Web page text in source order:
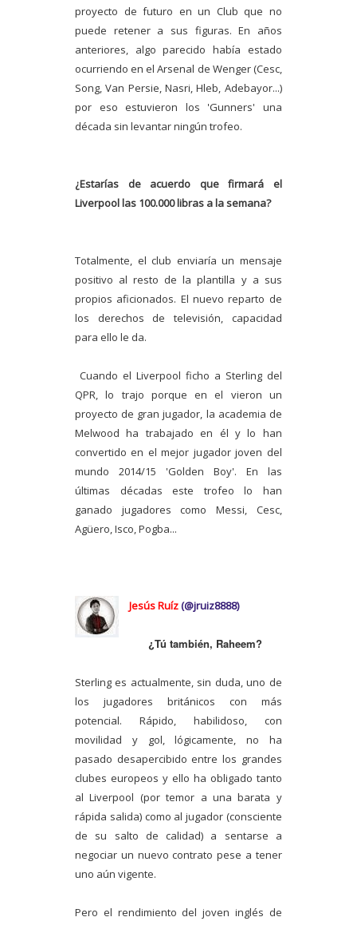
proyecto de futuro en un Club que no
puede retener a sus figuras. En años
anteriores, algo parecido había estado
ocurriendo en el Arsenal de Wenger (Cesc,
Song, Van Persie, Nasri, Hleb, Adebayor...)
por eso estuvieron los 'Gunners' una
década sin levantar ningún trofeo.
¿Estarías de acuerdo que firmará el
Liverpool las 100.000 libras a la semana?
Totalmente, el club enviaría un mensaje
positivo al resto de la plantilla y a sus
propios aficionados. El nuevo reparto de
los derechos de televisión, capacidad
para ello le da.
Cuando el Liverpool ficho a Sterling del
QPR, lo trajo porque en el vieron un
proyecto de gran jugador, la academia de
Melwood ha trabajado en él y lo han
convertido en el mejor jugador joven del
mundo 2014/15 'Golden Boy'. En las
últimas décadas este trofeo lo han
ganado jugadores como Messi, Cesc,
Agüero, Isco, Pogba...
Jesús Ruíz(@jruiz8888)
¿Tú también, Raheem?
Sterling es actualmente, sin duda, uno de
los jugadores británicos con más
potencial. Rápido, habilidoso, con
movilidad y gol, lógicamente, no ha
pasado desapercibido entre los grandes
clubes europeos y ello ha obligado tanto
al Liverpool (por temor a una barata y
rápida salida) como al jugador (consciente
de su salto de calidad) a sentarse a
negociar un nuevo contrato pese a tener
uno aún vigente.
Pero el rendimiento del joven inglés de